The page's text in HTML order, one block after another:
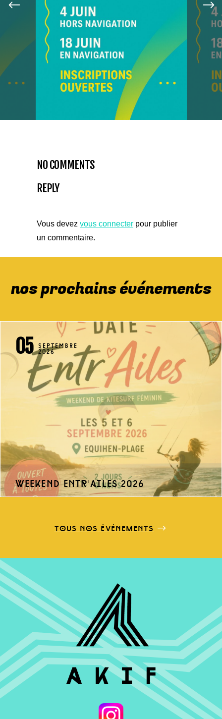
NO COMMENTS
REPLY
Vous devez vous connecter pour publier
un commentaire.
nos prochains événements
05
SEPTEMBRE
2026
weekend entr'ailes 2026
tous nos événements